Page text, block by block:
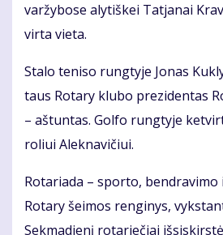
var­žy­bo­se aly­tiš­kei Tat­ja­nai
vir­ta vie­ta.
Sta­lo te­ni­so rung­ty­je Jo­nas
taus Ro­ta­ry klu­bo pre­zi­den­tas
– aš­tun­tas. Gol­fo rung­ty­je
ro­liui Alek­na­vi­čiui.
Ro­ta­ria­da – spor­to,
Ro­ta­ry šei­mos ren­gi­nys,
Sek­ma­die­nį ro­ta­rie­čiai